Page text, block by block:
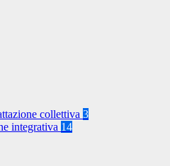
collettiva 3
integrativa 14